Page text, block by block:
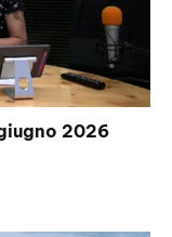
2026